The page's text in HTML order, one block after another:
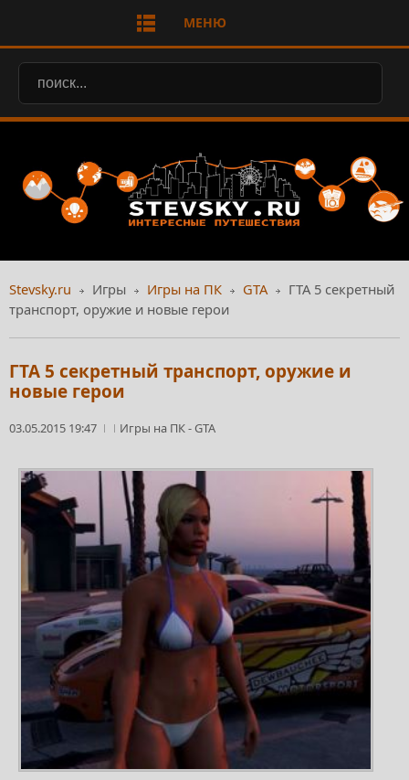
МЕНЮ
Stevsky.ru Игры Игры на ПК GTA
ГТА 5 секретный
транспорт, оружие и новые герои
ГТА 5 секретный транспорт, оружие и
новые герои
03.05.2015 19:47 Игры на ПК-GTA